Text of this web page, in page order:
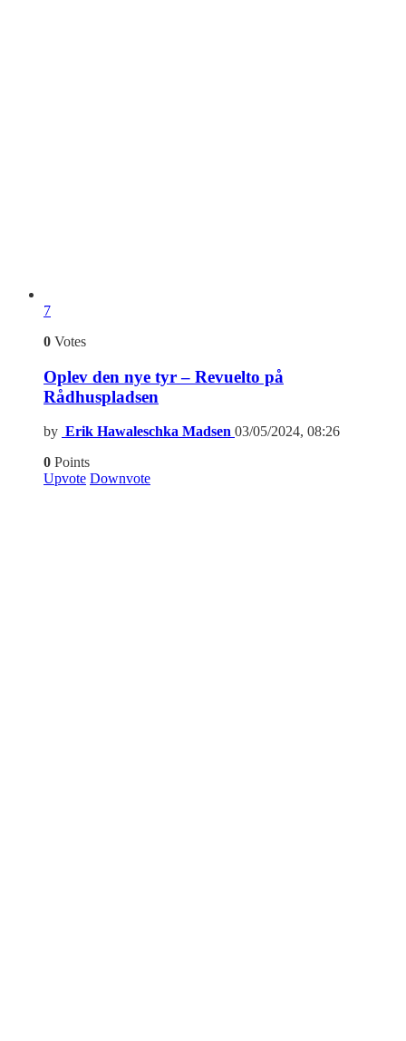
7
0 Votes
Oplev den nye tyr – Revuelto på
Rådhuspladsen
by Erik Hawaleschka Madsen 03/05/2024, 08:26
0 Points
Upvote Downvote